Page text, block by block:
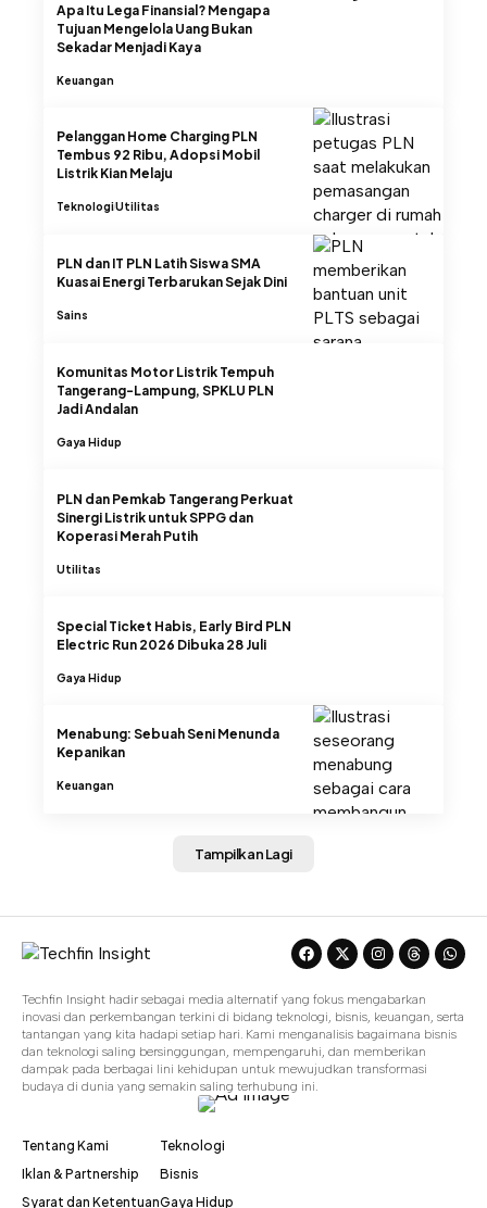
Apa Itu Lega Finansial? Mengapa
Tujuan Mengelola Uang Bukan
Sekadar Menjadi Kaya
Keuangan
Pelanggan Home Charging PLN
Tembus 92 Ribu, Adopsi Mobil
Listrik Kian Melaju
TeknologiUtilitas
PLN dan IT PLN Latih Siswa SMA
Kuasai Energi Terbarukan Sejak Dini
Sains
Komunitas Motor Listrik Tempuh
Tangerang-Lampung, SPKLU PLN
Jadi Andalan
Gaya Hidup
PLN dan Pemkab Tangerang Perkuat
Sinergi Listrik untuk SPPG dan
Koperasi Merah Putih
Utilitas
Special Ticket Habis, Early Bird PLN
Electric Run 2026 Dibuka 28 Juli
Gaya Hidup
Menabung: Sebuah Seni Menunda
Kepanikan
Keuangan
Tampilkan Lagi
Techfin Insight hadir sebagai media alternatif yang fokus mengabarkan
inovasi dan perkembangan terkini di bidang teknologi, bisnis, keuangan, serta
tantangan yang kita hadapi setiap hari. Kami menganalisis bagaimana bisnis
dan teknologi saling bersinggungan, mempengaruhi, dan memberikan
dampak pada berbagai lini kehidupan untuk mewujudkan transformasi
budaya di dunia yang semakin saling terhubung ini.
Tentang Kami
Iklan & Partnership
Syarat dan Ketentuan
Teknologi
Bisnis
Gaya Hidup